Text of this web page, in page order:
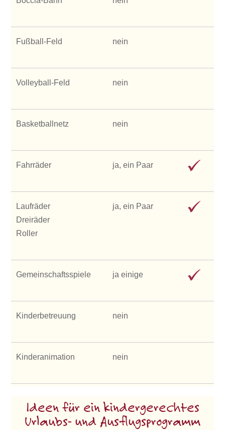
Fußball-Feld nein
Volleyball-Feld nein
Basketballnetz nein
Fahrräder ja, ein Paar
Laufräder
Dreiräder
Roller
ja, ein Paar
Gemeinschaftsspiele ja einige
Kinderbetreuung nein
Kinderanimation nein
Ideen für ein kindergerechtes
Urlaubs- und Ausflugsprogramm